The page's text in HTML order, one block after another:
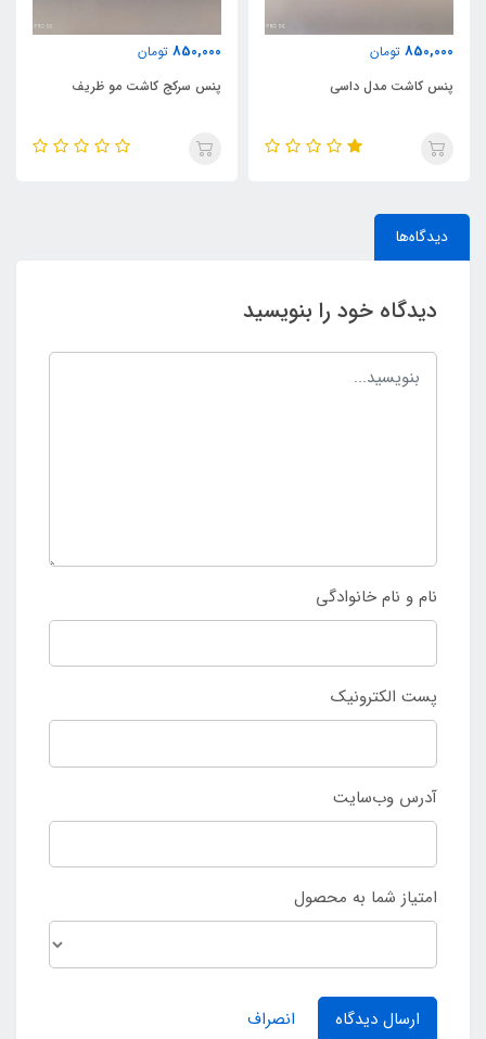
850,000 تومان
پنس کاشت مدل داسی
850,000 تومان
پنس سرکج کاشت مو ظریف
دیدگاه‌ها
دیدگاه خود را بنویسید
نام و نام خانوادگی
پست الکترونیک
آدرس وب‌سایت
امتیاز شما به محصول
ارسال دیدگاه انصراف